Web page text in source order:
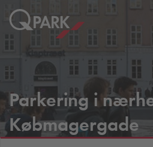
Parkering i
Købmagergade